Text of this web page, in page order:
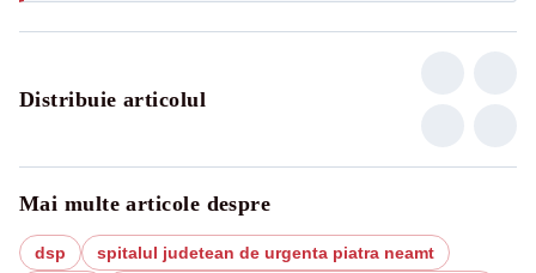
Distribuie articolul
Mai multe articole despre
dsp
spitalul judetean de urgenta piatra neamt